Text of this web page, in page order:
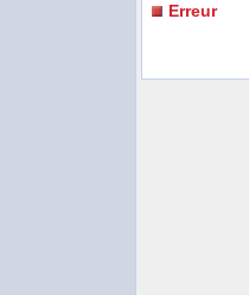
Erreur